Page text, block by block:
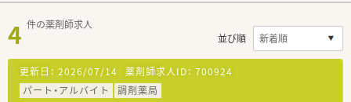
4 件の薬剤師求人
並び順
更新日： 2026/07/14 薬剤師求人ID： 700924
パート・アルバイト
調剤薬局